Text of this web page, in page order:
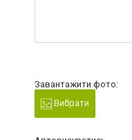
Завантажити фото:
Вибрати